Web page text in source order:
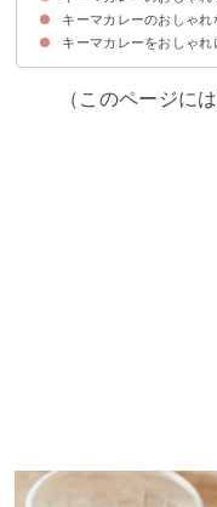
①夏野菜ソテー添えキ
②温玉と夏野菜のキー
③生野菜添えキーマカ
④野菜豊富なキーマカ
⑤夏野菜たっぷりキー
キーマカレーのおしゃれ
①彩り豊かなワンプレ
②かぼちゃのキーマカ
③コーンとピーマンの
④米粉ナンとキーマカ
⑤大豆ミートのキーマ
⑥子供も喜ぶキーマカ
キーマカレーをおしゃれ
（このページに